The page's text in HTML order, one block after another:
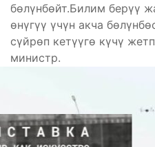
бөлүнбөйт.Билим берүү
өнүгүү үчүн акча
сүйрөп кетүүгө күчү
министр.